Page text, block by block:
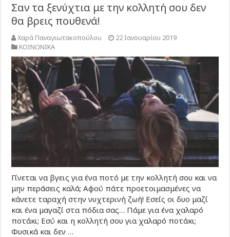
Σαν τα ξενύχτια με την κολλητή σου δεν
θα βρεις πουθενά!
Χαρά Παναγιωτακοπούλου
22 Ιανουαρίου 2019
ΚΟΙΝΩΝΙΚΑ
Γίνεται να βγεις για ένα ποτό με την κολλητή σου και να
μην περάσεις καλά; Αφού πάτε προετοιμασμένες να
κάνετε ταραχή στην νυχτερινή ζωή! Εσείς οι δυο μαζί
και ένα μαγαζί στα πόδια σας… Πάμε για ένα χαλαρό
ποτάκι; Εσύ και η κολλητή σου για χαλαρό ποτάκι;
Φυσικά και δεν …